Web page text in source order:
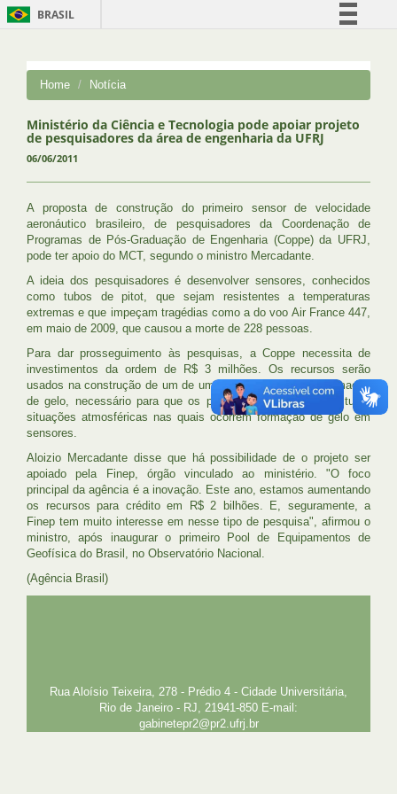
BRASIL
Comunica BR
Acesso à informação
Home Notícia
Ministério da Ciência e Tecnologia pode apoiar projeto
de pesquisadores da área de engenharia da UFRJ
06/06/2011
A proposta de construção do primeiro sensor de velocidade
aeronáutico brasileiro, de pesquisadores da Coordenação de
Programas de Pós-Graduação de Engenharia (Coppe) da UFRJ,
pode ter apoio do MCT, segundo o ministro Mercadante.
A ideia dos pesquisadores é desenvolver sensores, conhecidos
como tubos de pitot, que sejam resistentes a temperaturas
extremas e que impeçam tragédias como a do voo Air France 447,
em maio de 2009, que causou a morte de 228 pessoas.
Para dar prosseguimento às pesquisas, a Coppe necessita de
investimentos da ordem de R$ 3 milhões. Os recursos serão
usados na construção de um de um túnel de vento para formação
de gelo, necessário para que os pesquisadores possam estudar
situações atmosféricas nas quais ocorrem formação de gelo em
sensores.
Aloizio Mercadante disse que há possibilidade de o projeto ser
apoiado pela Finep, órgão vinculado ao ministério. "O foco
principal da agência é a inovação. Este ano, estamos aumentando
os recursos para crédito em R$ 2 bilhões. E, seguramente, a
Finep tem muito interesse em nesse tipo de pesquisa", afirmou o
ministro, após inaugurar o primeiro Pool de Equipamentos de
Geofísica do Brasil, no Observatório Nacional.
(Agência Brasil)
Rua Aloísio Teixeira, 278 - Prédio 4 - Cidade Universitária,
Rio de Janeiro - RJ, 21941-850 E-mail:
gabinetepr2@pr2.ufrj.br